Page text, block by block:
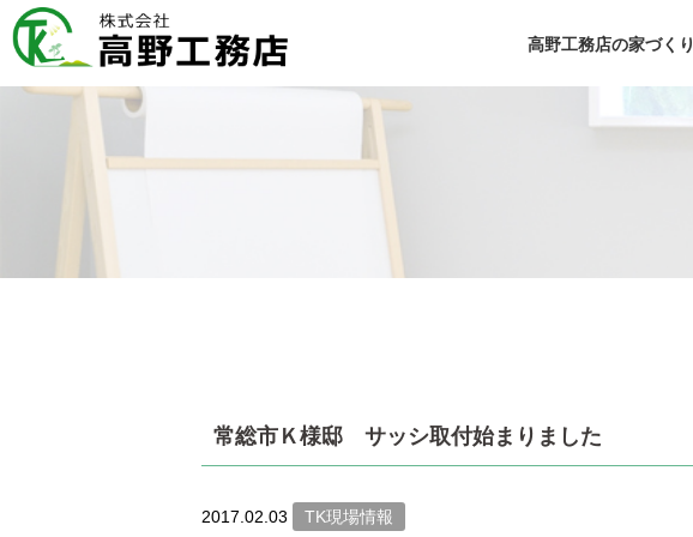
高野工務店の家づくり
常総市Ｋ様邸 サッシ取付始まりました
2017.02.03 TK現場情報